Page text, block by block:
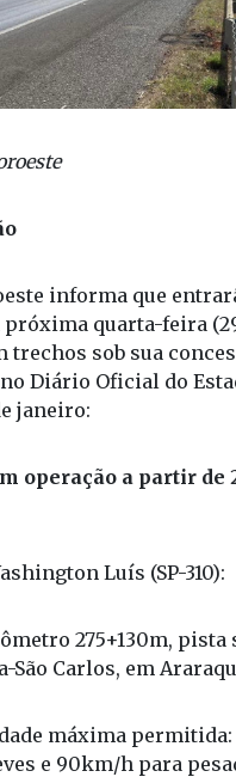
informa que
quarta-feira
trechos sob sua
Diário Oficial do
janeiro:
operação a partir de
Luís (SP-310):
275+130m, pista
São Carlos, em
máxima permitida:
e 90km/h para